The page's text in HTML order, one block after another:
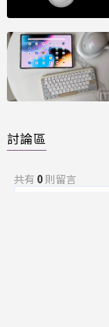
討論區
共有 0則留言